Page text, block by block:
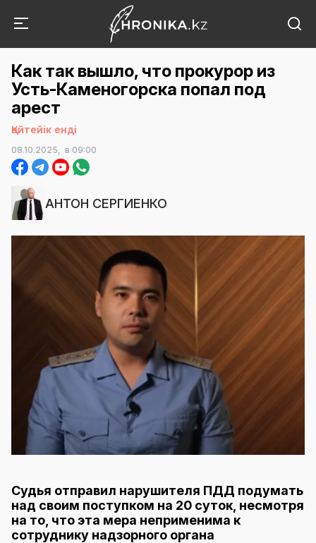
Как так вышло, что прокурор из
Усть-Каменогорска попал под
арест
Қайтейік енді
08.10.2025, в 09:00
АНТОН СЕРГИЕНКО
Судья отправил нарушителя ПДД подумать
над своим поступком на 20 суток, несмотря
на то, что эта мера неприменима к
сотруднику надзорного органа